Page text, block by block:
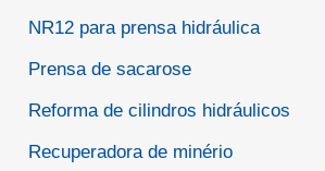
NR12 para prensa hidráulica
Prensa de sacarose
Reforma de cilindros hidráulicos
Recuperadora de minério